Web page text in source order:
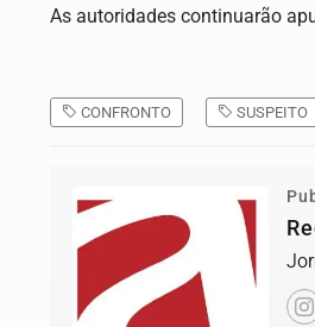
As autoridades continuarão
CONFRONTO SUSPEITO